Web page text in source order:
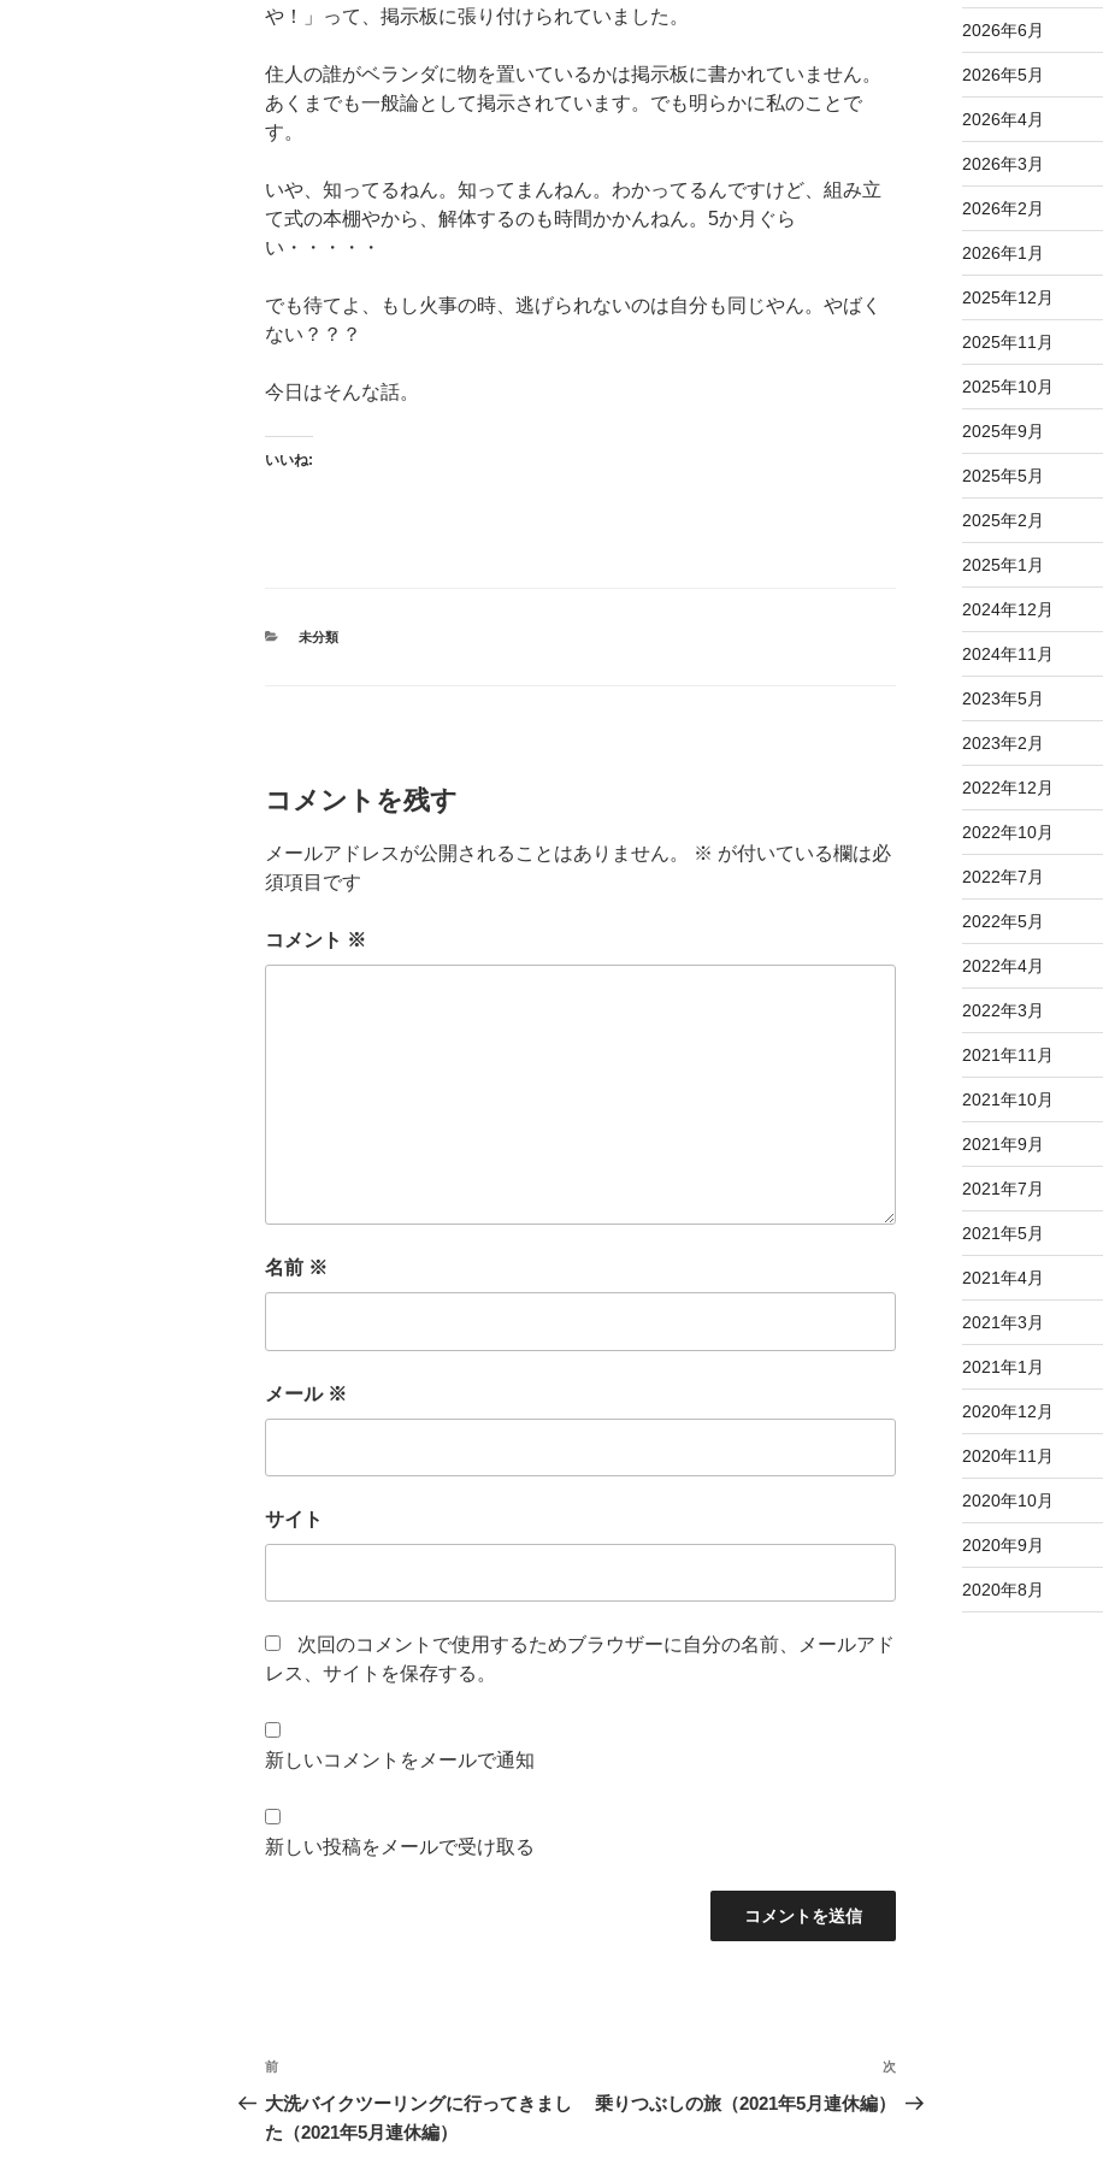
や！」って、掲示板に張り付けられていました。
住人の誰がベランダに物を置いているかは掲示板に書かれていません。
あくまでも一般論として掲示されています。でも明らかに私のことで
す。
いや、知ってるねん。知ってまんねん。わかってるんですけど、組み立
て式の本棚やから、解体するのも時間かかんねん。5か月ぐら
い・・・・・
でも待てよ、もし火事の時、逃げられないのは自分も同じやん。やばく
ない？？？
今日はそんな話。
いいね:
カ
未分類
コメントを残す
メールアドレスが公開されることはありません。 ※ が付いている欄は必
須項目です
コメント ※
名前 ※
メール ※
サイト
次回のコメントで使用するためブラウザーに自分の名前、メールアド
レス、サイトを保存する。
新しいコメントをメールで通知
新しい投稿をメールで受け取る
投
稿
ナ
前
の
投
前
大洗バイクツーリングに行ってきまし
た（2021年5月連休編）
次
の
次
乗りつぶしの旅（2021年5月連休編）
2026年6月
2026年5月
2026年4月
2026年3月
2026年2月
2026年1月
2025年12月
2025年11月
2025年10月
2025年9月
2025年5月
2025年2月
2025年1月
2024年12月
2024年11月
2023年5月
2023年2月
2022年12月
2022年10月
2022年7月
2022年5月
2022年4月
2022年3月
2021年11月
2021年10月
2021年9月
2021年7月
2021年5月
2021年4月
2021年3月
2021年1月
2020年12月
2020年11月
2020年10月
2020年9月
2020年8月